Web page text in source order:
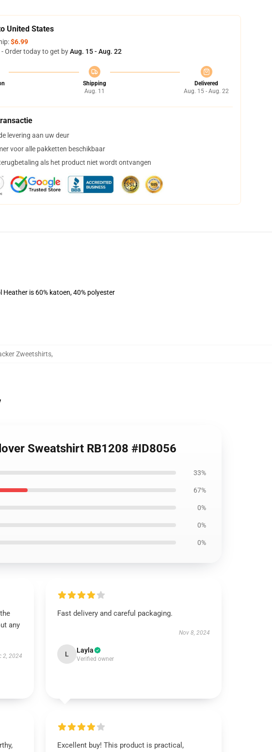
United States
$6.99
Order today to get byAug. 15 - Aug. 22
Shipping
Aug. 11
Delivered
Aug. 15 - Aug. 22
levering aan uw deur
voor alle pakketten beschikbaar
als het product niet wordt ontvangen
is 60% katoen, 40% polyester
Zweetshirts,
Sweatshirt RB1208 #ID8056
33%
67%
0%
0%
0%
any
2, 2024
Fast delivery and careful packaging.
Nov 8, 2024
L Layla
Verified owner
Excellent buy! This product is practical,